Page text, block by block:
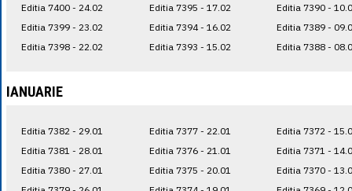
Editia 7400 - 24.02
Editia 7399 - 23.02
Editia 7398 - 22.02
Editia 7395 - 17.02
Editia 7394 - 16.02
Editia 7393 - 15.02
Editia 7390 -
Editia 7389 -
Editia 7388 -
IANUARIE
Editia 7382 - 29.01
Editia 7381 - 28.01
Editia 7380 - 27.01
Editia 7377 - 22.01
Editia 7376 - 21.01
Editia 7375 - 20.01
Editia 7372 -
Editia 7371 -
Editia 7370 -